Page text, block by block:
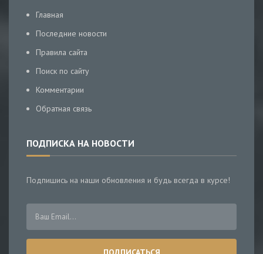
Главная
Последние новости
Правила сайта
Поиск по сайту
Комментарии
Обратная связь
ПОДПИСКА НА НОВОСТИ
Подпишись на наши обновления и будь всегда в курсе!